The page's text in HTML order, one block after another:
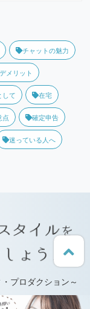
チャットの魅力
メリット
して 在宅
点 確定申告
迷っている人へ
プロダクション～